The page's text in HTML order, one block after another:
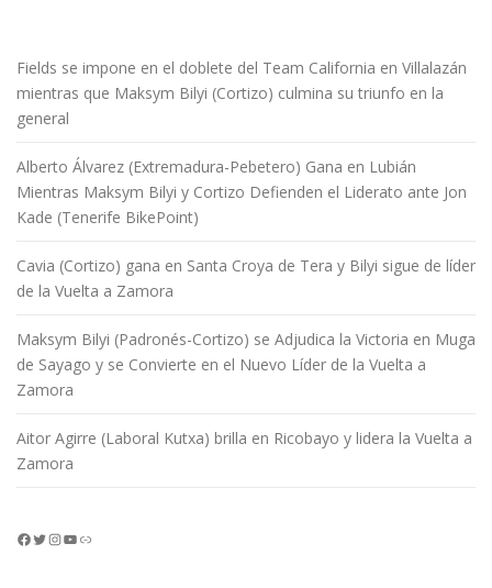
Fields se impone en el doblete del Team California en Villalazán
mientras que Maksym Bilyi (Cortizo) culmina su triunfo en la
general
Alberto Álvarez (Extremadura-Pebetero) Gana en Lubián
Mientras Maksym Bilyi y Cortizo Defienden el Liderato ante Jon
Kade (Tenerife BikePoint)
Cavia (Cortizo) gana en Santa Croya de Tera y Bilyi sigue de líder
de la Vuelta a Zamora
Maksym Bilyi (Padronés-Cortizo) se Adjudica la Victoria en Muga
de Sayago y se Convierte en el Nuevo Líder de la Vuelta a
Zamora
Aitor Agirre (Laboral Kutxa) brilla en Ricobayo y lidera la Vuelta a
Zamora
Facebook Twitter InstagramYouTube Enlace